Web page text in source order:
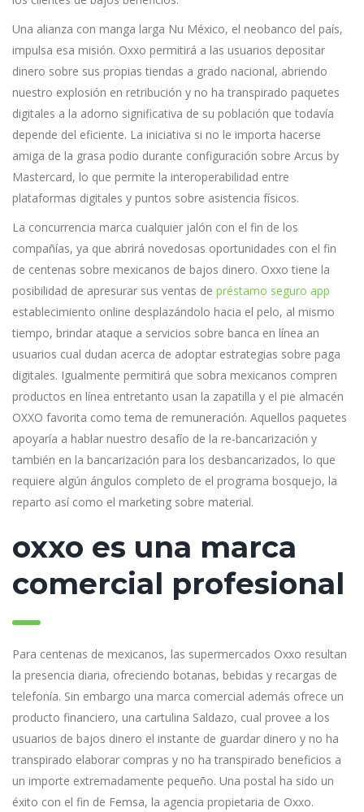
Una alianza con manga larga Nu México, el neobanco del país,
impulsa esa misión. Oxxo permitirá a las usuarios depositar
dinero sobre sus propias tiendas a grado nacional, abriendo
nuestro explosión en retribución y no ha transpirado paquetes
digitales a la adorno significativa de su población que todavía
depende del eficiente. La iniciativa si no le importa hacerse
amiga de la grasa podio durante configuración sobre Arcus by
Mastercard, lo que permite la interoperabilidad entre
plataformas digitales y puntos sobre asistencia físicos.
La concurrencia marca cualquier jalón con el fin de los
compañías, ya que abrirá novedosas oportunidades con el fin
de centenas sobre mexicanos de bajos dinero. Oxxo tiene la
posibilidad de apresurar sus ventas de préstamo seguro app
establecimiento online desplazándolo hacia el pelo, al mismo
tiempo, brindar ataque a servicios sobre banca en línea an
usuarios cual dudan acerca de adoptar estrategias sobre paga
digitales. Igualmente permitirá que sobra mexicanos compren
productos en línea entretanto usan la zapatilla y el pie almacén
OXXO favorita como tema de remuneración. Aquellos paquetes
apoyaría a hablar nuestro desafío de la re-bancarización y
también en la bancarización para los desbancarizados, lo que
requiere algún ángulos completo de el programa bosquejo, la
reparto así­ como el marketing sobre material.
oxxo es una marca
comercial profesional
Para centenas de mexicanos, las supermercados Oxxo resultan
la presencia diaria, ofreciendo botanas, bebidas y recargas de
telefonía. Sin embargo una marca comercial además ofrece un
producto financiero, una cartulina Saldazo, cual provee a los
usuarios de bajos dinero el instante de guardar dinero y no ha
transpirado elaborar compras y no ha transpirado beneficios a
un importe extremadamente pequeño. Una postal ha sido un
éxito con el fin de Femsa, la agencia propietaria de Oxxo.